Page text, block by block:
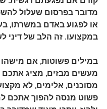
מדובר בפרסום שעלול
או לפגוע באדם במשרתו,
במקצועו. זה הלב של דיני
במילים פשוטות, אם
מעשים מבזים, מציג אתכם
מסוכנים, אלימים, לא
פשוט מנסה להפוך אתכם